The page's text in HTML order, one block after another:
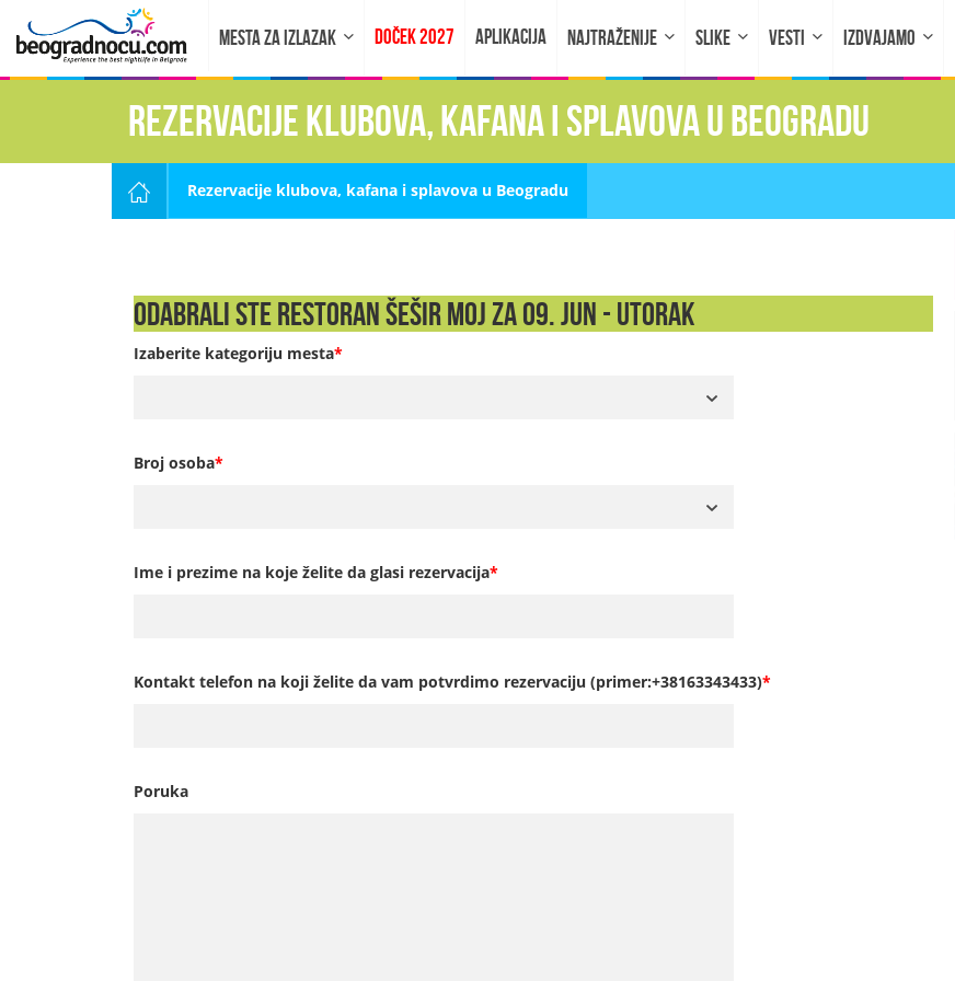
MESTA ZA IZLAZAK DOČEK 2027 APLIKACIJA NAJTRAŽENIJE SLIKE VESTI IZDVAJAMO
Rezervacije klubova, kafana i splavova u Beogradu
Rezervacije klubova, kafana i splavova u Beogradu
Odabrali ste Restoran Šešir Moj za 09. Jun - UTORAK
Izaberite kategoriju mesta*
Broj osoba*
Ime i prezime na koje želite da glasi rezervacija*
Kontakt telefon na koji želite da vam potvrdimo rezervaciju (primer:+38163343433)*
Poruka